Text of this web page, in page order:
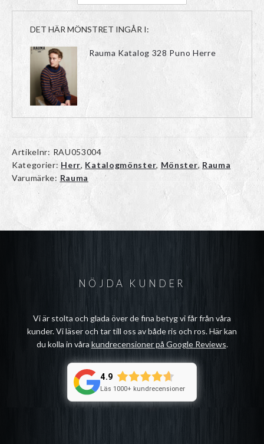
DET HÄR MÖNSTRET INGÅR I:
Rauma Katalog 328 Puno Herre
Artikelnr: RAU053004
Kategorier: Herr, Katalogmönster, Mönster, Rauma
Varumärke: Rauma
NÖJDA KUNDER
Vi är stolta och glada över de fina betyg vi får från våra
kunder. Vi läser och tar till oss av både ris och ros. Här kan
du kolla in våra kundrecensioner på Google Reviews.
4.9
Läs 1000+ kundrecensioner